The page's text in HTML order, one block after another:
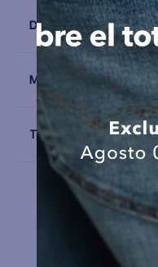
Detalles
Materiales y Cuidado
Talla y Fit